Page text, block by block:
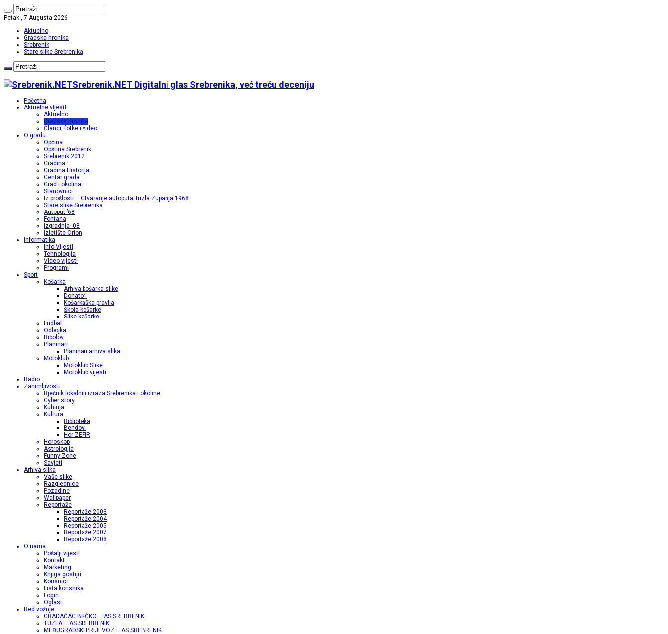
Petak , 7 Augusta 2026
Aktuelno
Gradska hronika
Srebrenik
Stare slike Srebrenika
Srebrenik.NET Digitalni glas Srebrenika, već treću deceniju
Početna
Aktuelne vijesti
Aktuelno
Gradska hronika
Članci, fotke i video
O gradu
Općina
Opština Srebrenik
Srebrenik 2012
Gradina
Gradina Historija
Centar grada
Grad i okolina
Stanovnici
Iz prošlosti – Otvaranje autoputa Tuzla Zupanja 1968
Stare slike Srebrenika
Autoput ’68
Fontana
Izgradnja ‘08
Izletište Orion
Informatika
Info Vijesti
Tehnologija
Video vijesti
Programi
Sport
Košarka
Arhiva košarka slike
Donatori
Košarkaška pravila
Škola košarke
Slike košarke
Fudbal
Odbojka
Ribolov
Planinari
Planinari arhiva slika
Motoklub
Motoklub Slike
Motoklub vijesti
Radio
Zanimljivosti
Rječnik lokalnih izraza Srebrenika i okoline
Cyber story
Kuhinja
Kultura
Biblioteka
Bendovi
Hor ZEFIR
Horoskop
Astrologija
Funny Zone
Savjeti
Arhiva slika
Vaše slike
Razglednice
Pozadine
Wallpaper
Reportaže
Reportaže 2003
Reportaže 2004
Reportaže 2005
Reportaže 2007
Reportaže 2008
O nama
Pošalji vijest!
Kontakt
Marketing
Knjiga gostiju
Korisnici
Lista korisnika
Login
Oglasi
Red vožnje
GRADAČAC BRČKO – AS SREBRENIK
TUZLA – AS SREBRENIK
MEĐUGRADSKI PRIJEVOZ – AS SREBRENIK